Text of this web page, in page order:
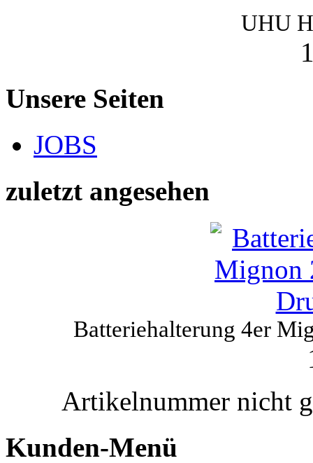
UHU
Unsere Seiten
JOBS
zuletzt angesehen
Batteriehalterung 4er
Artikelnummer nicht
Kunden-Menü